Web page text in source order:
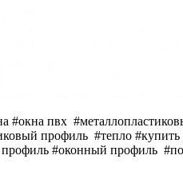
#окна пвх
профиль #тепло
#оконный профиль